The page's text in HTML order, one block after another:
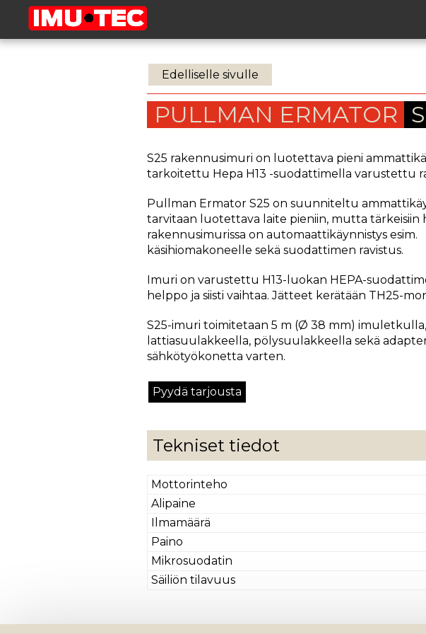
Edelliselle sivulle
PULLMAN ERMATOR
S25 rakennusimuri on luotettava pieni
tarkoitettu Hepa H13 -suodattimella varustettu
Pullman Ermator S25 on suunniteltu
tarvitaan luotettava laite pieniin, mutta tärkeisiin
rakennusimurissa on automaattikäynnistys esim.
käsihiomakoneelle sekä suodattimen ravistus.
Imuri on varustettu H13-luokan HEPA-
helppo ja siisti vaihtaa. Jätteet kerätään TH25-
S25-imuri toimitetaan 5 m (Ø 38 mm)
lattiasuulakkeella, pölysuulakkeella sekä
sähkötyökonetta varten.
Pyydä tarjousta
Tekniset tiedot
Mottorinteho
Alipaine
Ilmamäärä
Paino
Mikrosuodatin
Säiliön tilavuus